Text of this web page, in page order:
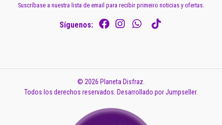
Suscríbase a nuestra lista de email para recibir primeiro noticias y ofertas.
Síguenos:
© 2026 Planeta Disfraz.
Todos los derechos reservados. Desarrollado por Jumpseller.